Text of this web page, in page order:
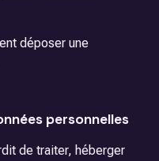
déposer une
personnelles
de traiter, héberger